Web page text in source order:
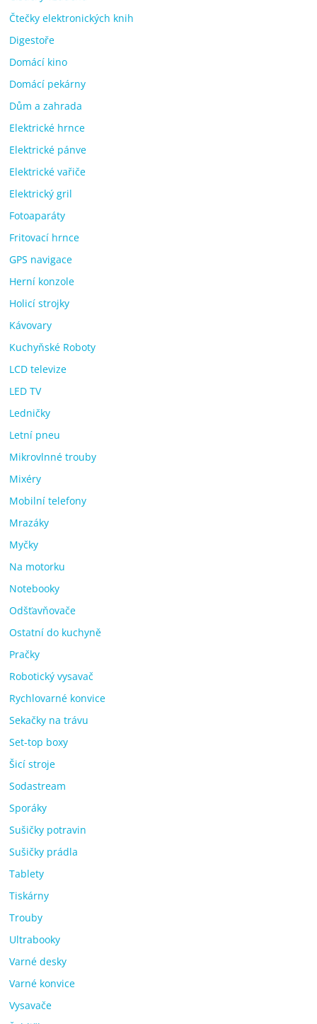
Čtečky elektronických knih
Digestoře
Domácí kino
Domácí pekárny
Dům a zahrada
Elektrické hrnce
Elektrické pánve
Elektrické vařiče
Elektrický gril
Fotoaparáty
Fritovací hrnce
GPS navigace
Herní konzole
Holicí strojky
Kávovary
Kuchyňské Roboty
LCD televize
LED TV
Ledničky
Letní pneu
Mikrovlnné trouby
Mixéry
Mobilní telefony
Mrazáky
Myčky
Na motorku
Notebooky
Odšťavňovače
Ostatní do kuchyně
Pračky
Robotický vysavač
Rychlovarné konvice
Sekačky na trávu
Set-top boxy
Šicí stroje
Sodastream
Sporáky
Sušičky potravin
Sušičky prádla
Tablety
Tiskárny
Trouby
Ultrabooky
Varné desky
Varné konvice
Vysavače